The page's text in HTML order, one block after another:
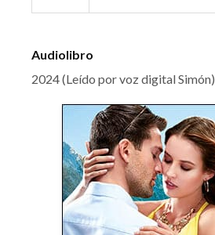
Audiolibro
2024 (Leído por voz digital Simón)